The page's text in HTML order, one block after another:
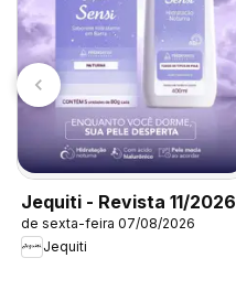
Jequiti - Revista 11/2026
de sexta-feira 07/08/2026
Jequiti